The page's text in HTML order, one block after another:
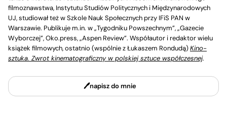
filmoznawstwa, Instytutu Studiów Politycznych i Międzynarodowych
UJ, studiował też w Szkole Nauk Społecznych przy IFiS PAN w
Warszawie. Publikuje m.in. w „Tygodniku Powszechnym”, „Gazecie
Wyborczej”, Oko.press, „Aspen Review”. Współautor i redaktor wielu
książek filmowych, ostatnio (wspólnie z Łukaszem Rondudą)Kino-
sztuka. Zwrot kinematograficzny w polskiej sztuce współczesnej.
napisz do mnie